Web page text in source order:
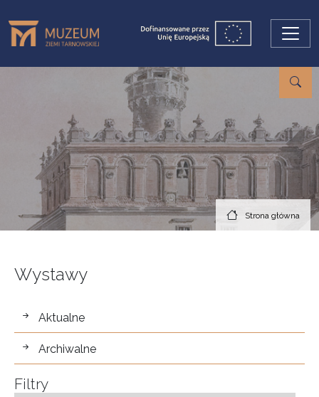
Strona główna
Wystawy
wystawy
Aktualne
Archiwalne
Filtry